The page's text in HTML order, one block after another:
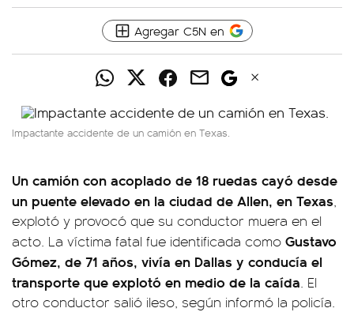
Agregar C5N en
Impactante accidente de un camión en Texas.
Un camión con acoplado de 18 ruedas cayó desde
un puente elevado en la ciudad de Allen, en Texas,
explotó y provocó que su conductor muera en el
acto. La víctima fatal fue identificada como Gustavo
Gómez, de 71 años, vivía en Dallas y conducía el
transporte que explotó en medio de la caída. El
otro conductor salió ileso, según informó la policía.